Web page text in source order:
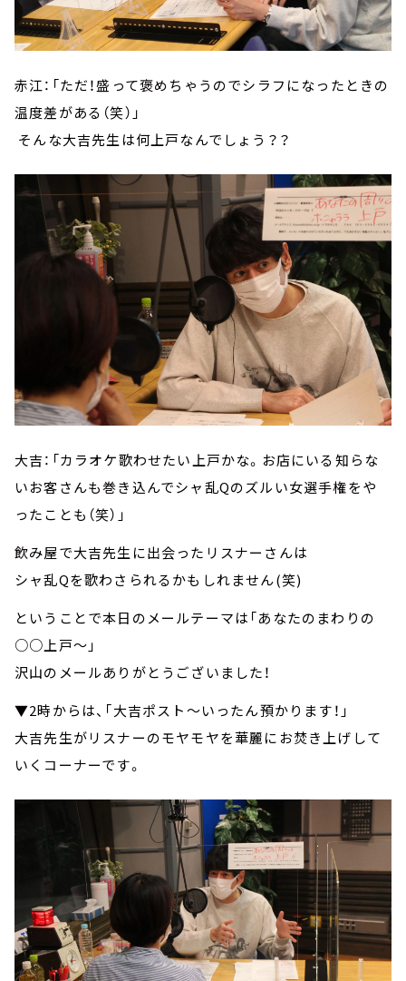
赤江：「ただ！盛って褒めちゃうのでシラフになったときの
温度差がある（笑）」
そんな大吉先生は何上戸なんでしょう？？
大吉：「カラオケ歌わせたい上戸かな。お店にいる知らな
いお客さんも巻き込んでシャ乱Qのズルい女選手権をや
ったことも（笑）」
飲み屋で大吉先生に出会ったリスナーさんは
シャ乱Qを歌わさられるかもしれません(笑)
ということで本日のメールテーマは「あなたのまわりの
○○上戸～」
沢山のメールありがとうございました！
▼2時からは、「大吉ポスト～いったん預かります！」
大吉先生がリスナーのモヤモヤを華麗にお焚き上げして
いくコーナーです。